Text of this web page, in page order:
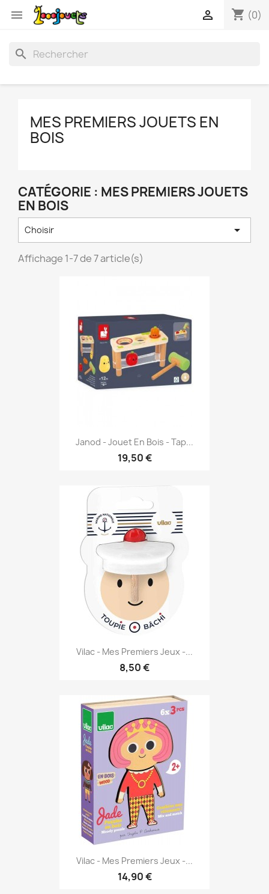
 shopping_cart (0)

search
MES PREMIERS JOUETS EN
BOIS
CATÉGORIE : MES PREMIERS JOUETS
EN BOIS
Choisir 
Affichage 1-7 de 7 article(s)
Janod - Jouet En Bois - Tap...
19,50 €
Vilac - Mes Premiers Jeux -...
8,50 €
Vilac - Mes Premiers Jeux -...
14,90 €